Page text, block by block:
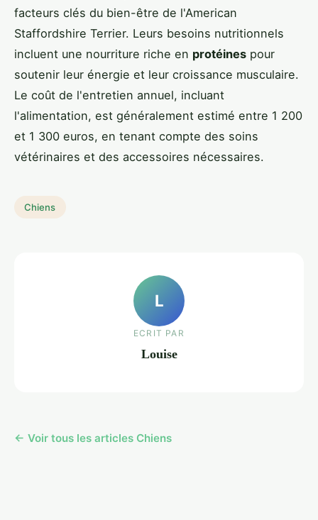
facteurs clés du bien-être de l'American
Staffordshire Terrier. Leurs besoins nutritionnels
incluent une nourriture riche en protéines pour
soutenir leur énergie et leur croissance musculaire.
Le coût de l'entretien annuel, incluant
l'alimentation, est généralement estimé entre 1 200
et 1 300 euros, en tenant compte des soins
vétérinaires et des accessoires nécessaires.
Chiens
L
ECRIT PAR
Louise
← Voir tous les articles Chiens